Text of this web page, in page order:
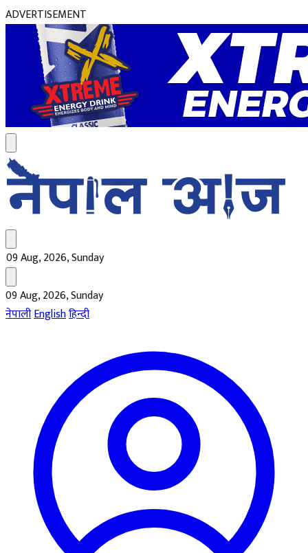
ADVERTISEMENT
09 Aug, 2026, Sunday
09 Aug, 2026, Sunday
नेपालीEnglishहिन्दी